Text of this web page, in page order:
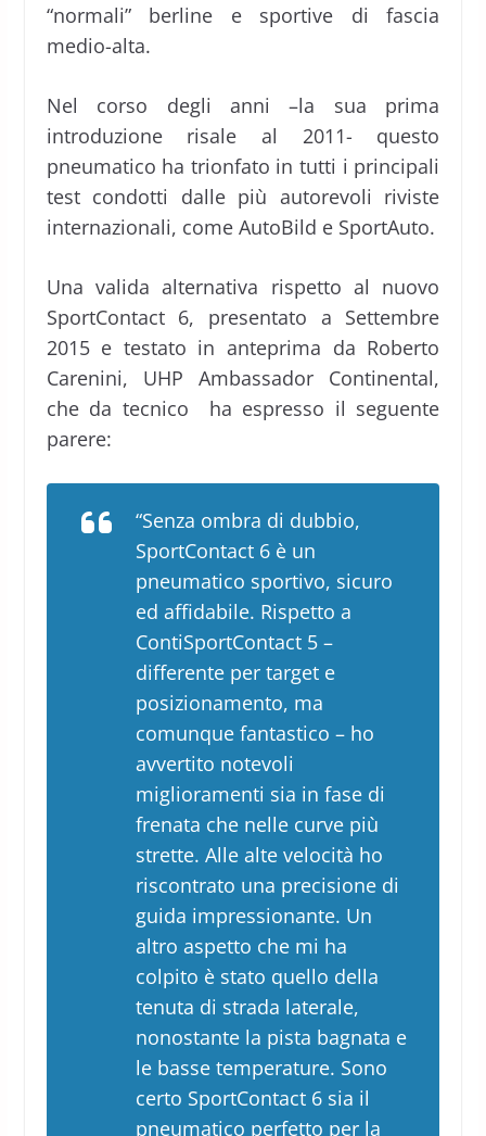
“normali” berline e sportive di fascia
medio-alta.
Nel corso degli anni –la sua prima
introduzione risale al 2011- questo
pneumatico ha trionfato in tutti i principali
test condotti dalle più autorevoli riviste
internazionali, come AutoBild e SportAuto.
Una valida alternativa rispetto al nuovo
SportContact 6, presentato a Settembre
2015 e testato in anteprima da Roberto
Carenini, UHP Ambassador Continental,
che da tecnico ha espresso il seguente
parere:
“Senza ombra di dubbio,
SportContact 6 è un
pneumatico sportivo, sicuro
ed affidabile. Rispetto a
ContiSportContact 5 –
differente per target e
posizionamento, ma
comunque fantastico – ho
avvertito notevoli
miglioramenti sia in fase di
frenata che nelle curve più
strette. Alle alte velocità ho
riscontrato una precisione di
guida impressionante. Un
altro aspetto che mi ha
colpito è stato quello della
tenuta di strada laterale,
nonostante la pista bagnata e
le basse temperature. Sono
certo SportContact 6 sia il
pneumatico perfetto per la